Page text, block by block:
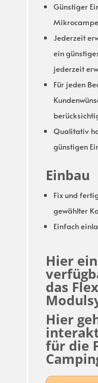
Günstiger
Jederzeit
ein
jederzeit
Für jeden
Qualitativ
günstigen
Einbau
Fix und
gewählter
Einfach
Hier
das
Hier
für die